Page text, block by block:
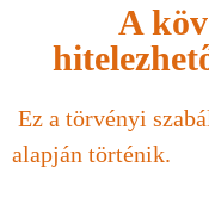
A
Ez a törvényi
alapján történik.